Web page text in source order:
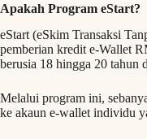
Apakah Program eStart?
eStart (eSkim Transaksi
pemberian kredit e-Wallet
berusia 18 hingga 20 tahun
Melalui program ini,
ke akaun e-wallet individu